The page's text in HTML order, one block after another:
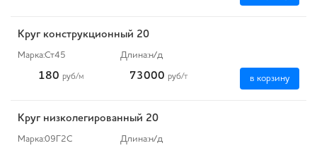
Круг конструкционный 20
Марка:Ст45 Длина:н/д
180 руб/м 73000 руб/т в корзину
Круг низколегированный 20
Марка:09Г2С Длина:н/д